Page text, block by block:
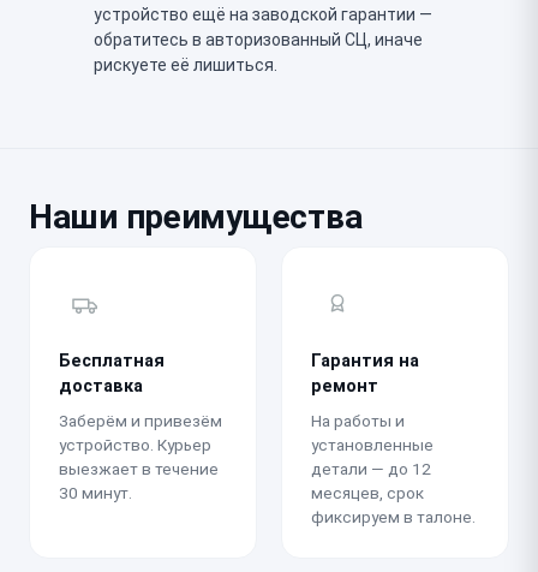
устройство ещё на заводской гарантии —
обратитесь в авторизованный СЦ, иначе
рискуете её лишиться.
Наши преимущества
Бесплатная
доставка
Заберём и привезём
устройство. Курьер
выезжает в течение
30 минут.
Гарантия на
ремонт
На работы и
установленные
детали — до 12
месяцев, срок
фиксируем в талоне.